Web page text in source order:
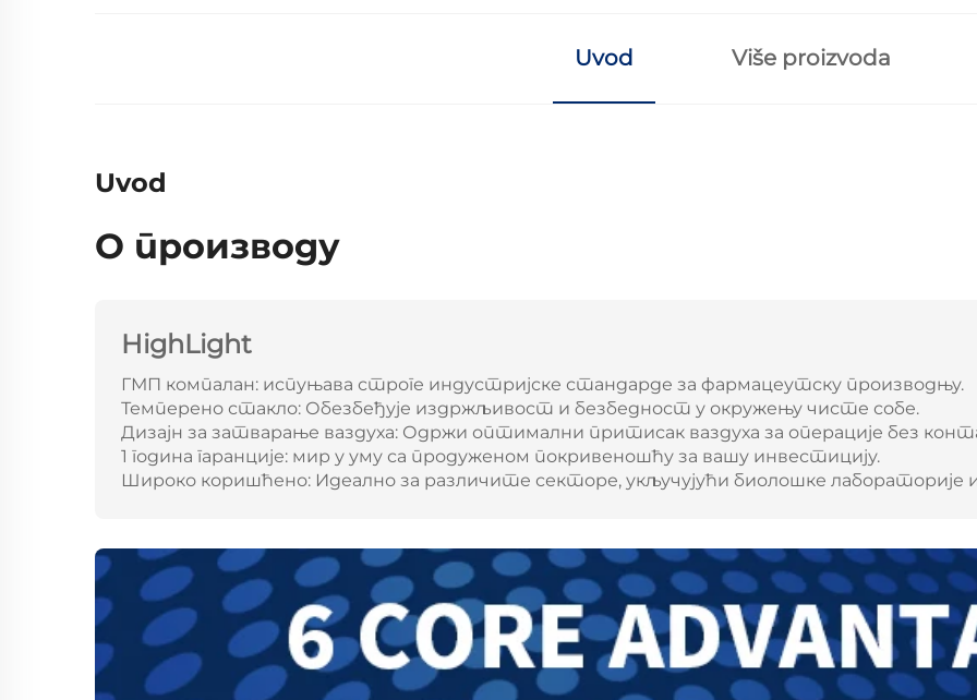
Uvod Više proizvoda
Uvod
О производу
HighLight
ГМП компалан: испуњава строге индустријске стандарде за фармацеутску производњу.
Темперено стакло: Обезбеђује издржљивост и безбедност у окружењу чисте собе.
Дизајн за затварање ваздуха: Одржи оптимални притисак ваздуха за операције без
1 година гаранције: мир у уму са продуженом покривеношћу за вашу инвестицију.
Широко коришћено: Идеално за различите секторе, укључујући биолошке лабораторије